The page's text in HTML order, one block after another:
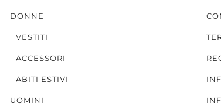
DONNE
VESTITI
ACCESSORI
ABITI ESTIVI
UOMINI